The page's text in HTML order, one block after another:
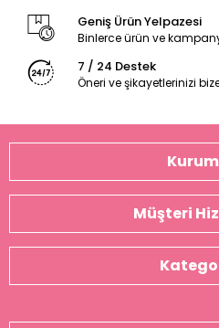
Geniş Ürün Yelpazesi
Binlerce ürün ve
7 / 24 Destek
Öneri ve şikayetlerinizi
Müşteri